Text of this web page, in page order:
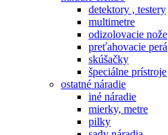
detektory , testery
multimetre
odizolovacie nože
preťahovacie perá
skúšačky
špeciálne prístroje
ostatné náradie
iné náradie
mierky, metre
pilky